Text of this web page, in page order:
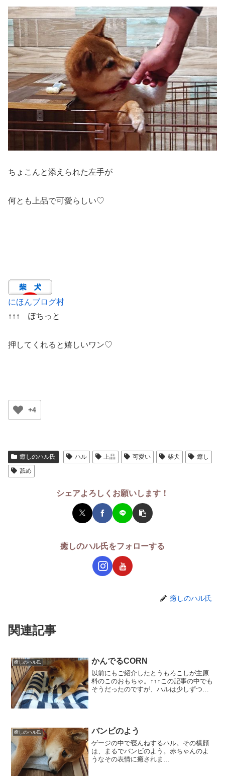
ちょこんと添えられた左手が
何とも上品で可愛らしい♡
にほんブログ村
↑↑↑ ぽちっと
押してくれると嬉しいワン♡
+4
癒しのハル氏 ハル 上品 可愛い 柴犬
癒し
舐め
シェアよろしくお願いします！
癒しのハル氏をフォローする
癒しのハル氏
関連記事
癒しのハル氏 かんでるCORN
以前にもご紹介したとうもろこしが主原
料のこのおもちゃ。↑↑↑この記事の中でも
そうだったのですが、ハルは少しずつム
癒しのハル氏 バンビのよう
ゲージの中で寝んねするハル。その横顔
は、まるでバンビのよう。赤ちゃんのよ
うなその表情に癒されま